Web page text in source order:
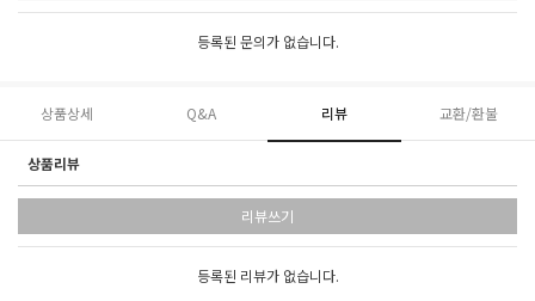
등록된 문의가 없습니다.
상품상세 Q&A 리뷰 교환/환불
상품리뷰
리뷰쓰기
등록된 리뷰가 없습니다.